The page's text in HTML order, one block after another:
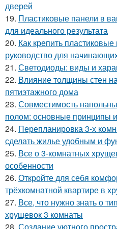
дверей
19. Пластиковые панели в
для идеального результата
20. Как крепить
руководство для
21. Светодиоды: виды и
22. Влияние толщины стен
пятиэтажного дома
23. Совместимость
полом: основные принципы
24. Перепланировка 3-х
сделать жилье удобным и
25. Все о 3-комнатных
особенности
26. Откройте для себя
трёхкомнатной квартире в
27. Все, что нужно знать о
хрущевок 3 комнаты
28. Создание уютного